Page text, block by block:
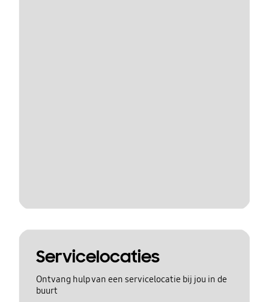
Servicelocaties
Ontvang hulp van een servicelocatie bij jou in de
buurt